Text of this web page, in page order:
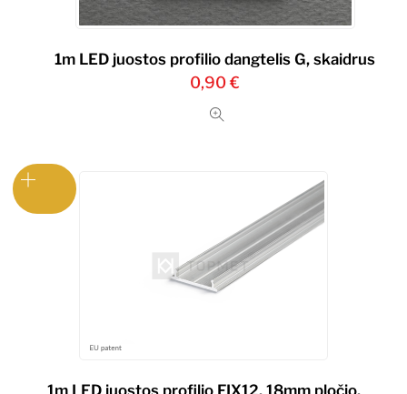
1m LED juostos profilio dangtelis G, skaidrus
0,90€